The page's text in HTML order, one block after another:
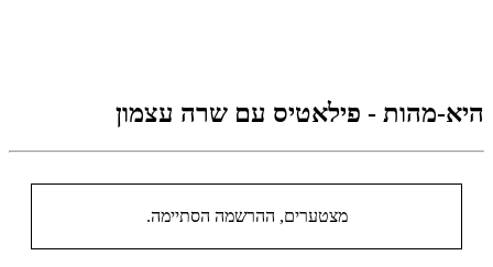
- פילאטיס עם שרה עצמון
מצטערים, ההרשמה הסתיימה.